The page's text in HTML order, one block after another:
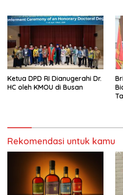
Ketua DPD RI Dianugerahi Dr.
HC oleh KMOU di Busan
Rekomendasi untuk kamu